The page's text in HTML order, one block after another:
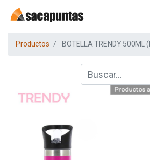
Productos BOTELLA TRENDY 500ML